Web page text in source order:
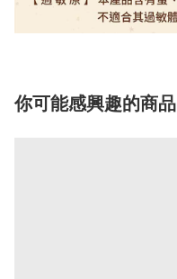
你可能感興趣的商品